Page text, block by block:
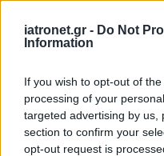
iatronet.gr - Do Not
Information
If you wish to opt-out of
processing of your
targeted advertising by us,
section to confirm your
opt-out request is
άτομο να
αποκοιμηθεί σε
άπνοιας, όπως το
άπνοιας, είναι
το άτομο που